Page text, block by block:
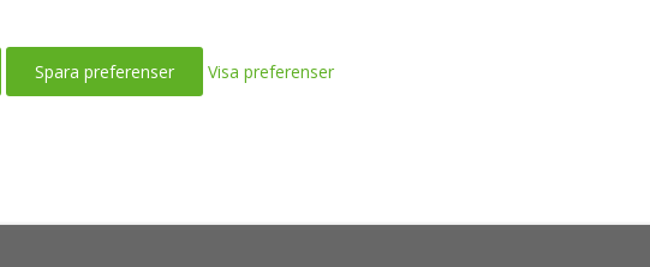
Spara preferenser Visa preferenser